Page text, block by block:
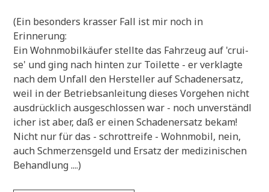
(Ein beson­ders kras­ser Fall ist mir noch in
Erinnerung:
Ein Wohn­mo­bil­käu­fer stell­te das Fahr­zeug auf 'crui­
se' und ging nach hin­ten zur Toi­let­te - er ver­klag­te
nach dem Unfall den Her­stel­ler auf Scha­den­er­satz,
weil in der Betriebs­an­lei­tung die­ses Vor­ge­hen nicht
aus­drück­lich aus­ge­schlos­sen war - noch unver­ständ­l
i­cher ist aber, daß er einen Scha­den­er­satz bekam!
Nicht nur für das - schrott­rei­fe - Wohn­mo­bil, nein,
auch Schmer­zens­geld und Ersatz der medi­zi­ni­schen
Behandlung ....)